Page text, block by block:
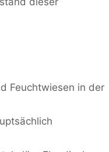
Feuchtwiesen in der